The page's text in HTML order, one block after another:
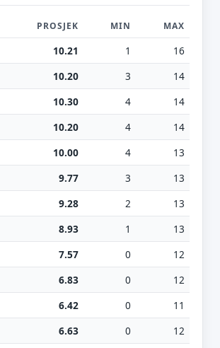
PROSJEK MIN MAX
10.21 1
16
10.20 3
14
10.30 4
14
10.20 4
14
10.00 4
13
9.77 3
13
9.28 2
13
8.93 1
13
7.57 0
12
6.83 0
12
6.42 0
11
6.63 0
12